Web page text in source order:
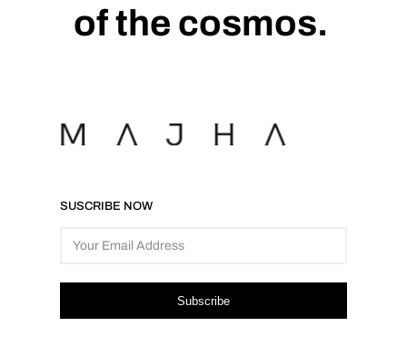
of the cosmos.
SUSCRIBE NOW
Subscribe